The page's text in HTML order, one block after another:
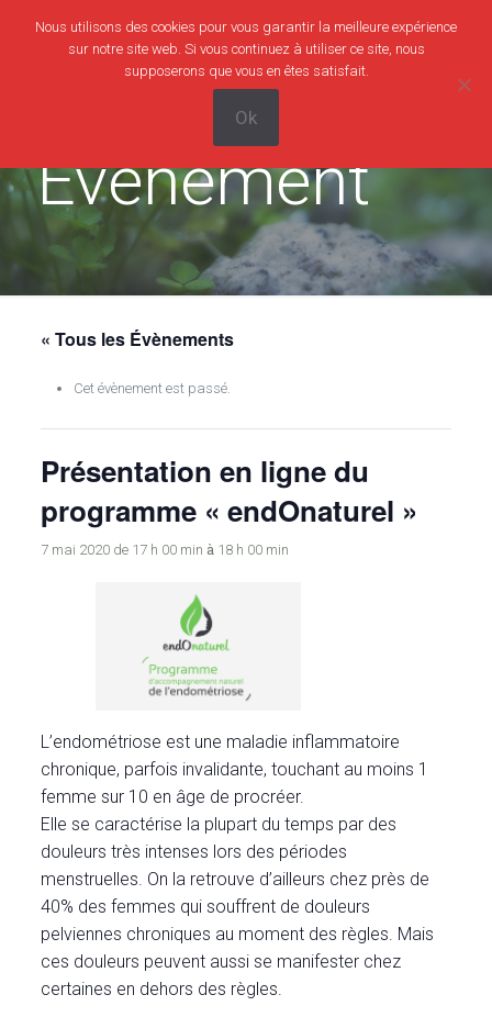
0
0,00€
Evènement
« Tous les Évènements
Cet évènement est passé.
Présentation en ligne du
programme « endOnaturel »
7 mai 2020 de 17 h 00 min à 18 h 00 min
L’endométriose est une maladie inflammatoire
chronique, parfois invalidante, touchant au moins 1
femme sur 10 en âge de procréer.
Elle se caractérise la plupart du temps par des
douleurs très intenses lors des périodes
menstruelles. On la retrouve d’ailleurs chez près de
40% des femmes qui souffrent de douleurs
pelviennes chroniques au moment des règles. Mais
ces douleurs peuvent aussi se manifester chez
certaines en dehors des règles.
Nous utilisons des cookies pour vous garantir la meilleure expérience
sur notre site web. Si vous continuez à utiliser ce site, nous
supposerons que vous en êtes satisfait.
Ok